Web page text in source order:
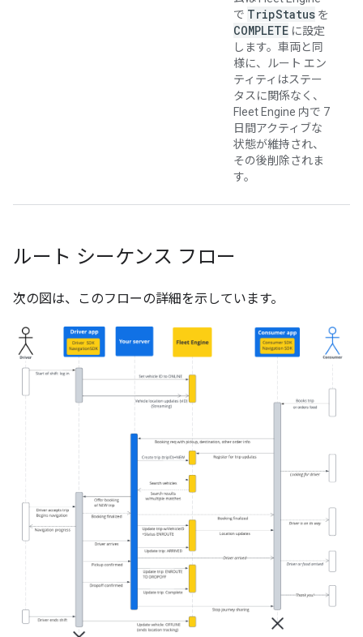
で TripStatus を
COMPLETE に設定
します。車両と同
様に、ルート エン
ティティはステー
タスに関係なく、
Fleet Engine 内で 7
日間アクティブな
状態が維持され、
その後削除されま
す。
ルート シーケンス フロー
次の図は、このフローの詳細を示しています。